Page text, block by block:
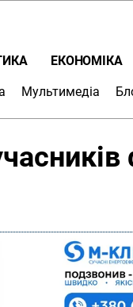
ЕКОНОМІКА
Мультимедіа